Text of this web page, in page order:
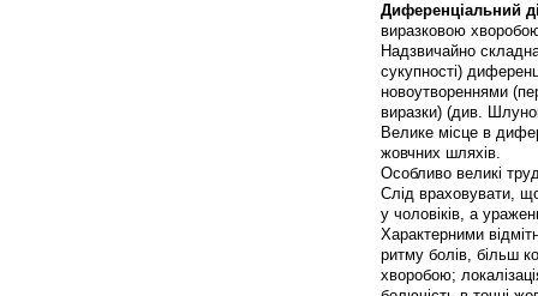
Диференціальний
виразковою
Надзвичайно
сукупності)
новоутвореннями
виразки) (див.
Велике місце в
жовчних шляхів.
Особливо великі
Слід враховувати,
у чоловіків, а
Характерними
ритму болів, більш
хворобою;